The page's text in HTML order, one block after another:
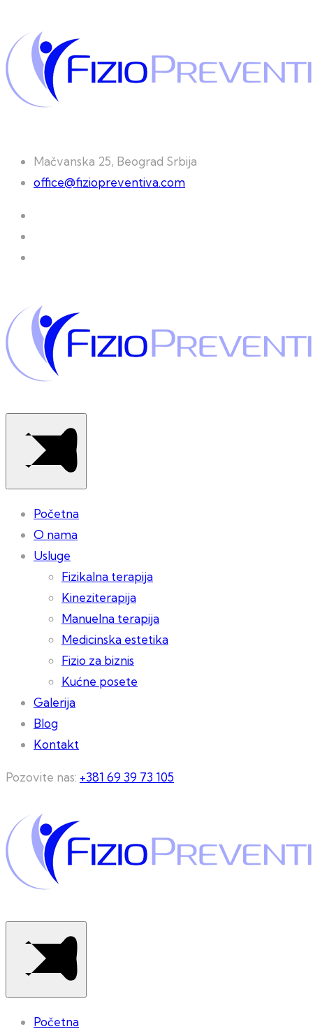
Mačvanska 25, Beograd Srbija
office@fiziopreventiva.com
Početna
O nama
Usluge
Fizikalna terapija
Kineziterapija
Manuelna terapija
Medicinska estetika
Fizio za biznis
Kućne posete
Galerija
Blog
Kontakt
Pozovite nas: +381 69 39 73 105
Početna